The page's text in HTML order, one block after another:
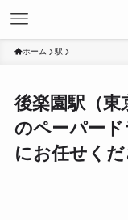
ホーム 駅
後楽園駅（
のペーパー
にお任せく